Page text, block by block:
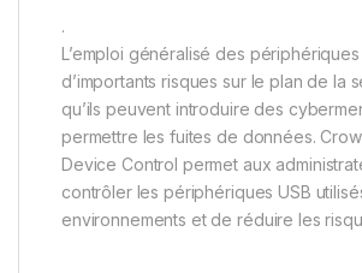
.
L’emploi généralisé des
d’importants risques sur le plan de la
qu’ils peuvent introduire des
permettre les fuites de données.
Device Control permet aux
contrôler les périphériques USB
environnements et de réduire les